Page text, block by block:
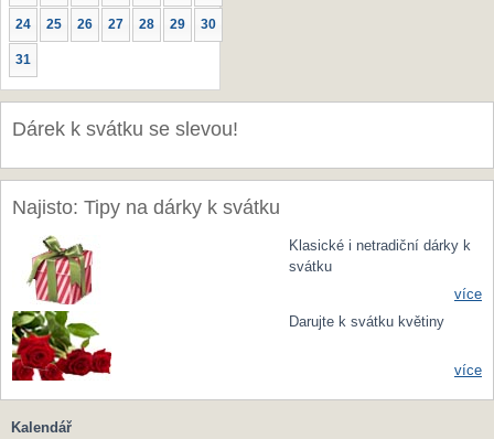
24 25 26 27 28 29 30
31
Dárek k svátku se slevou!
Najisto: Tipy na dárky k svátku
Klasické i netradiční dárky k
svátku
více
Darujte k svátku květiny
více
Kalendář